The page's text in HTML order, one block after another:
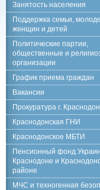
Занятость населения
Поддержка семьи,
женщин и детей
Политические партии,
общественные и
организации
График приема граждан
Вакансии
Прокуратура г.
Краснодонская ГНИ
Краснодонское МБТИ
Пенсионный фонд
Краснодоне и
районе
МЧС и техногенная